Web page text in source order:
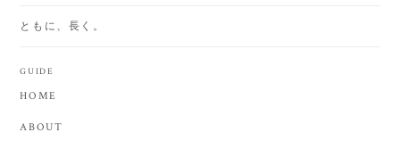
ともに、長く。
GUIDE
HOME
ABOUT